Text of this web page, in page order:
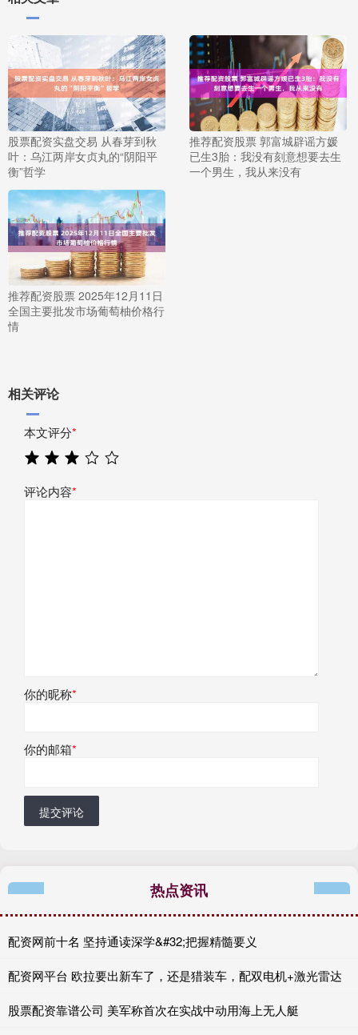
股票配资实盘交易 从春芽到秋
叶：乌江两岸女贞丸的“阴阳平
衡”哲学
推荐配资股票 郭富城辟谣方媛
已生3胎：我没有刻意想要去生
一个男生，我从来没有
推荐配资股票 2025年12月11日
全国主要批发市场葡萄柚价格行
情
相关评论
本文评分*
评论内容*
你的昵称*
你的邮箱*
提交评论
热点资讯
配资网前十名 坚持通读深学&#32;把握精髓要义
配资网平台 欧拉要出新车了，还是猎装车，配双电机+激光雷达
股票配资靠谱公司 美军称首次在实战中动用海上无人艇